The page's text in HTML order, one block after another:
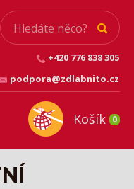
+420 776 838 305
podpora@zdlabnito.cz
Košík 0